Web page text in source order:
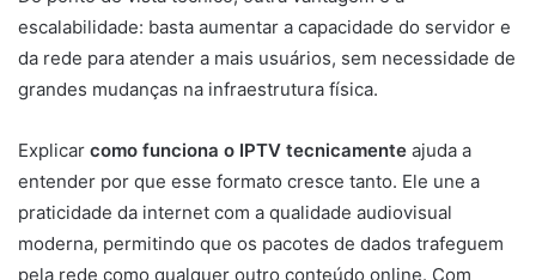
escalabilidade: basta aumentar a capacidade do servidor e
da rede para atender a mais usuários, sem necessidade de
grandes mudanças na infraestrutura física.
Explicar como funciona o IPTV tecnicamente ajuda a
entender por que esse formato cresce tanto. Ele une a
praticidade da internet com a qualidade audiovisual
moderna, permitindo que os pacotes de dados trafeguem
pela rede como qualquer outro conteúdo online. Com